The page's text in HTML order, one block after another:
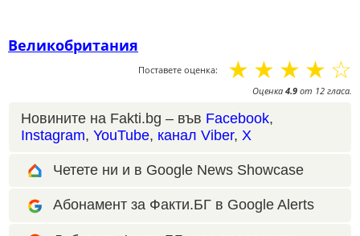
Великобритания
Поставете оценка: ☆
☆
☆
☆
☆
Оценка 4.9 от 12 гласа.
Новините на Fakti.bg – във Facebook,
Instagram, YouTube, канал Viber, X
Четете ни и в Google News Showcase
Абонамент за Факти.БГ в Google Alerts